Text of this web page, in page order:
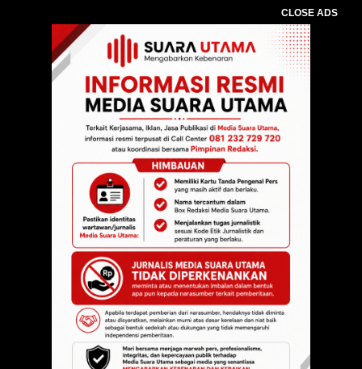
CLOSE ADS